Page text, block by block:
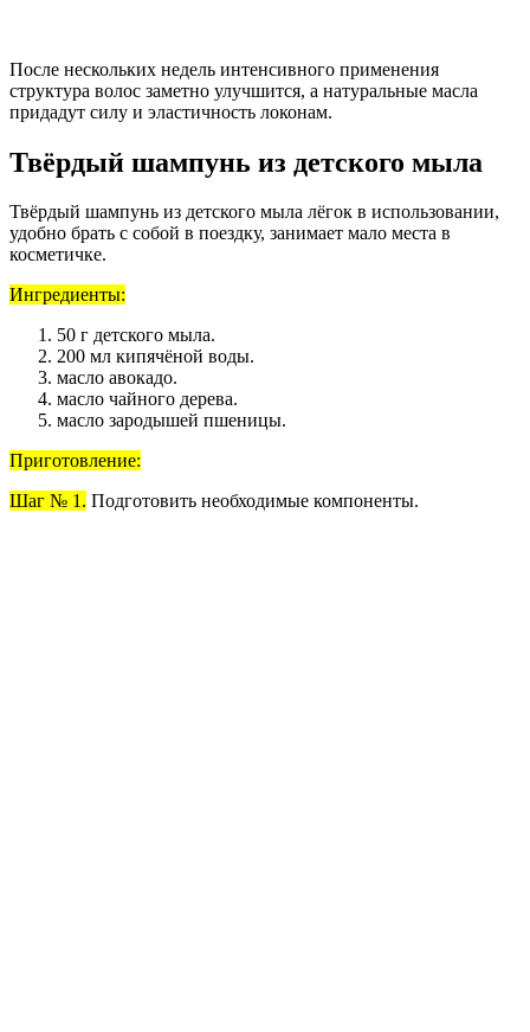
После нескольких недель интенсивного применения
структура волос заметно улучшится, а натуральные масла
придадут силу и эластичность локонам.
Твёрдый шампунь из детского мыла
Твёрдый шампунь из детского мыла лёгок в использовании,
удобно брать с собой в поездку, занимает мало места в
косметичке.
Ингредиенты:
50 г детского мыла.
200 мл кипячёной воды.
масло авокадо.
масло чайного дерева.
масло зародышей пшеницы.
Приготовление:
Шаг № 1. Подготовить необходимые компоненты.